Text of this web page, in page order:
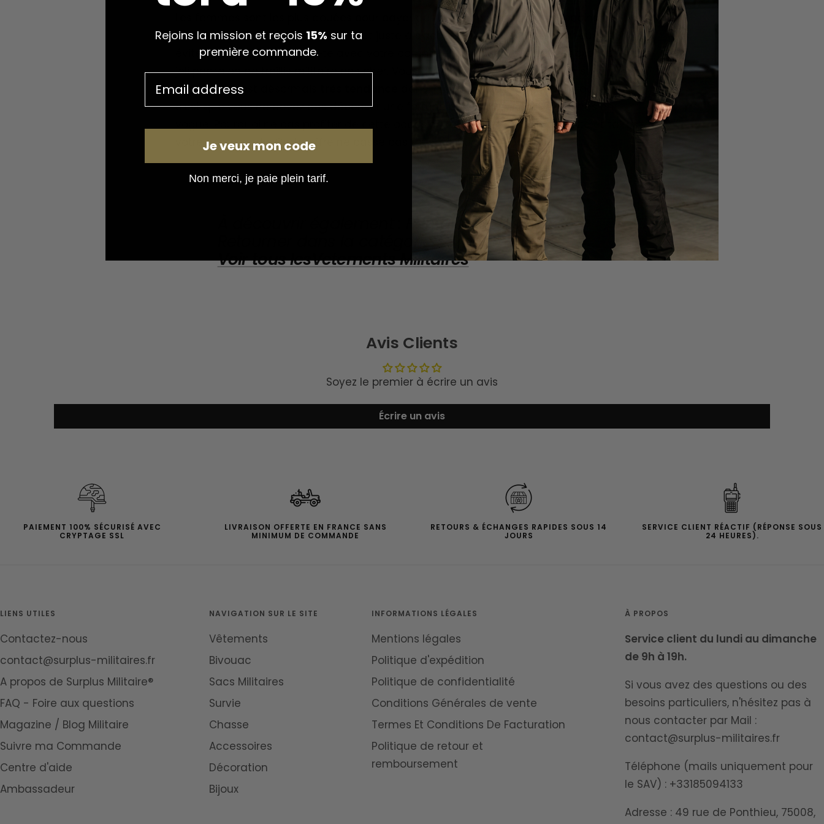
Les femmes sont les plus douées pour payer de l'argent en faisant du shopping.
Certains hommes commencent tout juste à s'acheter des vêtements pour eux.Pour
éviter de vous prendre la tête avec votre compte en banque, vous pouvez opter pour ce
joli pantalon de treillis militaire pas cher.
Vous allez pouvoir vous essayer au style
militaire qui est désormais
dans le domaine de la mode.Ce qui est bien
c'est que vous ne devez pas dépenser une fortune pour avoir un
look stylétrès en
Pourquoi ne pas profiter de cette occasion rare.Allez vite sur notre site et faites
votre commande.Cette offre ne passe pas tous les jours.
Pantalon treillis noir
Retourner dans la catégorie : Treillis militaires
Voir tous lesVetements Militaires
Avis Clients
Soyez le premier à écrire un avis
Écrire un avis
PAIEMENT 100% SÉCURISÉ AVEC
CRYPTAGE SSL
LIVRAISON OFFERTE EN FRANCE SANS
MINIMUM DE COMMANDE
RETOURS & ÉCHANGES RAPIDES SOUS 14
JOURS
SERVICE CLIENT RÉACTIF (RÉPONSE SOUS
24 HEURES).
LIENS UTILES
Contactez-nous
contact@surplus-militaires.fr
A propos de Surplus Militaire®
FAQ - Foire aux questions
Magazine / Blog Militaire
Suivre ma Commande
Centre d'aide
Ambassadeur
NAVIGATION SUR LE SITE
Vêtements
Bivouac
Sacs Militaires
Survie
Chasse
Accessoires
Décoration
Bijoux
INFORMATIONS LÉGALES
Mentions légales
Politique d'expédition
Politique de confidentialité
Conditions Générales de vente
Termes Et Conditions De Facturation
Politique de retour et
remboursement
À PROPOS
Service client du lundi au dimanche
de 9h à 19h.
Si vous avez des questions ou des
besoins particuliers, n'hésitez pas à
nous contacter par Mail :
contact@surplus-militaires.fr
Téléphone (mails uniquement pour
le SAV) : +33185094133
Adresse : 49 rue de Ponthieu, 75008,
Rejoins la mission et reçois 15% sur ta
première commande.
Je veux mon code
Non merci, je paie plein tarif.